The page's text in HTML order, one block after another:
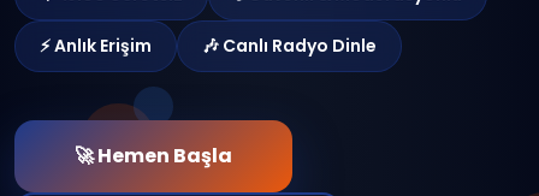
⚡ Anlık Erişim 🎶 Canlı Radyo Dinle
🚀 Hemen Başla